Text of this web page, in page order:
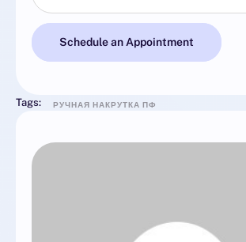
Schedule an Appointment
Tags: РУЧНАЯ НАКРУТКА ПФ